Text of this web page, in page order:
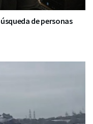
de personas